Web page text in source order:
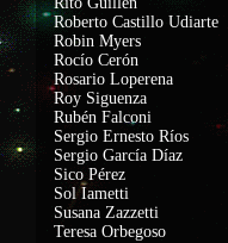
Roberto Castillo Udiarte
Robin Myers
Rocío Cerón
Rosario Loperena
Roy Siguenza
Rubén Falconi
Sergio Ernesto Ríos
Sergio García Díaz
Sico Pérez
Sol Iametti
Susana Zazzetti
Teresa Orbegoso